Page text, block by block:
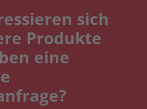
sich
Produkte
eine